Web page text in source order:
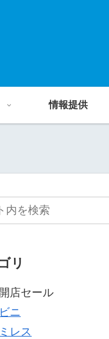
情報提供
リ
店セール
ニ
レス